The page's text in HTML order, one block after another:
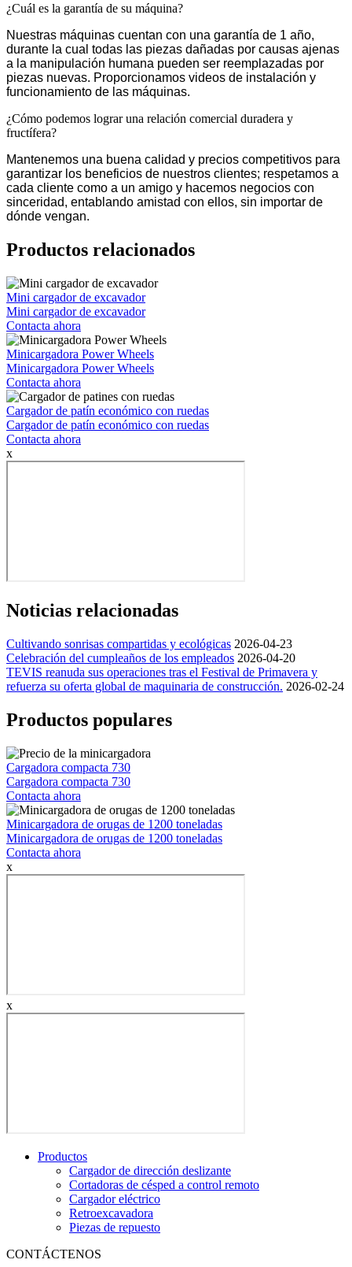
¿Cuál es la garantía de su máquina?
Nuestras máquinas cuentan con una garantía de 1 año,
durante la cual todas las piezas dañadas por causas ajenas
a la manipulación humana pueden ser reemplazadas por
piezas nuevas. Proporcionamos videos de instalación y
funcionamiento de las máquinas.
¿Cómo podemos lograr una relación comercial duradera y
fructífera?
Mantenemos una buena calidad y precios competitivos para
garantizar los beneficios de nuestros clientes; respetamos a
cada cliente como a un amigo y hacemos negocios con
sinceridad, entablando amistad con ellos, sin importar de
dónde vengan.
Productos relacionados
Mini cargador de excavador
Mini cargador de excavador
Contacta ahora
Minicargadora Power Wheels
Minicargadora Power Wheels
Contacta ahora
Cargador de patín económico con ruedas
Cargador de patín económico con ruedas
Contacta ahora
x
Noticias relacionadas
Cultivando sonrisas compartidas y ecológicas 2026-04-23
Celebración del cumpleaños de los empleados 2026-04-20
TEVIS reanuda sus operaciones tras el Festival de Primavera y
refuerza su oferta global de maquinaria de construcción. 2026-02-24
Productos populares
Cargadora compacta 730
Cargadora compacta 730
Contacta ahora
Minicargadora de orugas de 1200 toneladas
Minicargadora de orugas de 1200 toneladas
Contacta ahora
x
x
Productos
Cargador de dirección deslizante
Cortadoras de césped a control remoto
Cargador eléctrico
Retroexcavadora
Piezas de repuesto
CONTÁCTENOS